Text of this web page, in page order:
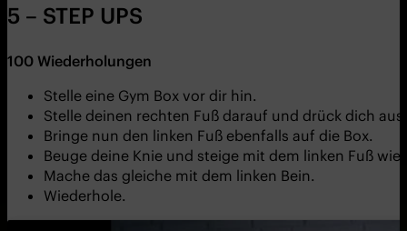
5 – STEP UPS
100 Wiederholungen
Stelle eine Gym Box vor dir hin.
Stelle deinen rechten Fuß darauf und drück dich
Bringe nun den linken Fuß ebenfalls auf die Box.
Beuge deine Knie und steige mit dem linken Fuß
Mache das gleiche mit dem linken Bein.
Wiederhole.